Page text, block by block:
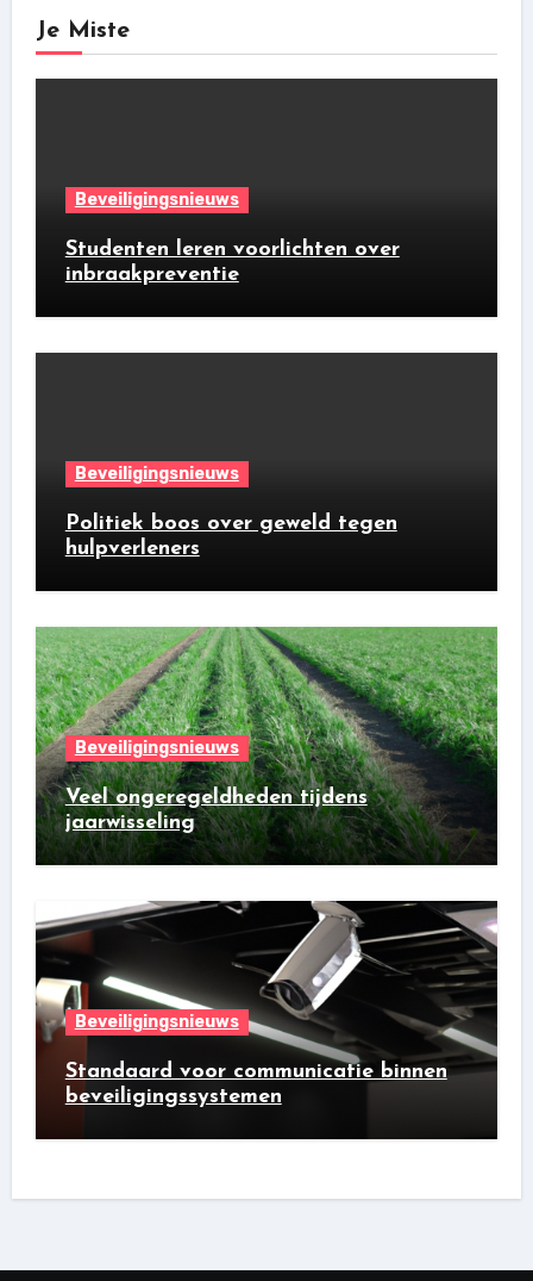
Je Miste
Beveiligingsnieuws
Studenten leren voorlichten over
inbraakpreventie
Beveiligingsnieuws
Politiek boos over geweld tegen
hulpverleners
Beveiligingsnieuws
Veel ongeregeldheden tijdens
jaarwisseling
Beveiligingsnieuws
Standaard voor communicatie binnen
beveiligingssystemen